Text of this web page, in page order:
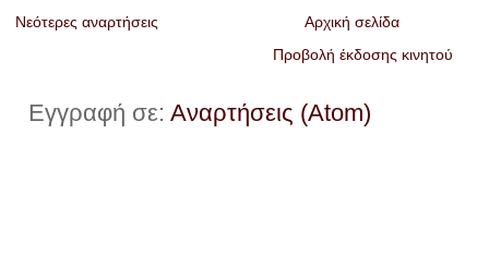
Νεότερες αναρτήσεις
Αρχική σελίδα
Προβολή έκδοσης κινητού
Εγγραφή σε:Αναρτήσεις (Atom)